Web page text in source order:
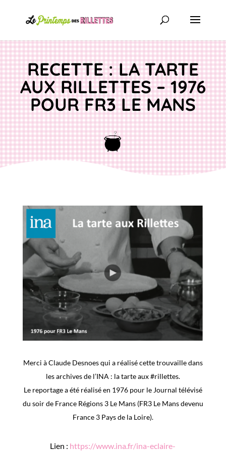
RECETTE : LA TARTE
AUX RILLETTES – 1976
POUR FR3 LE MANS
Merci à Claude Desnoes qui a réalisé cette trouvaille dans
les archives de l’INA : la tarte aux #rillettes.
Le reportage a été réalisé en 1976 pour le Journal télévisé
du soir de France Régions 3 Le Mans (FR3 Le Mans devenu
France 3 Pays de la Loire).
Lien : https://www.ina.fr/ina-eclaire-